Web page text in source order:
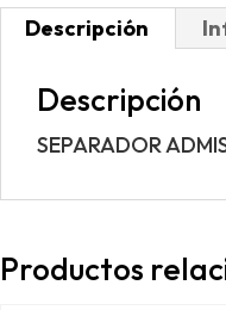
Descripción
Descripción
SEPARADOR
Productos